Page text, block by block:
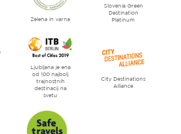
literature
Zelena in varna
Slovenia Green
Destination
Platinum
Ljubljana je ena
od 100 najbolj
trajnostnih
destinacij na
svetu
City Destinations
Alliance